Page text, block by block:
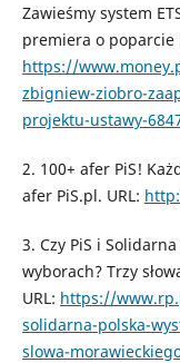
Zawieśmy system
premiera o poparcie
https://
zbigniew-ziobro-
projektu-ustawy-
2. 100+ afer PiS!
afer PiS.pl. URL:
3. Czy PiS i
wyborach? Trzy
URL: https://
solidarna-polska-
slowa-